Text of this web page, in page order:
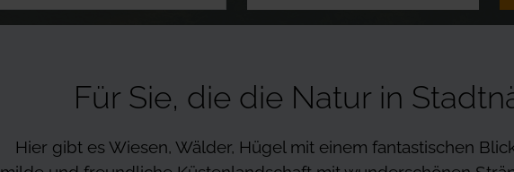
Für Sie, die die Natur in
Hier gibt es Wiesen, Wälder, Hügel mit einem fantastischen